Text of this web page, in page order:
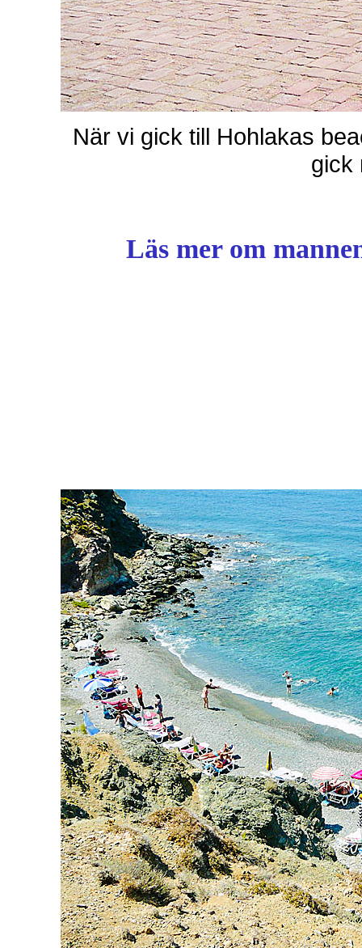
När vi gick till Hohlakas
gick
Läs mer om